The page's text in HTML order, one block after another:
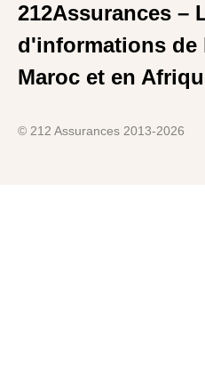
212Assurances –
d'informations de
Maroc et en
© 212 Assurances 2013-2026